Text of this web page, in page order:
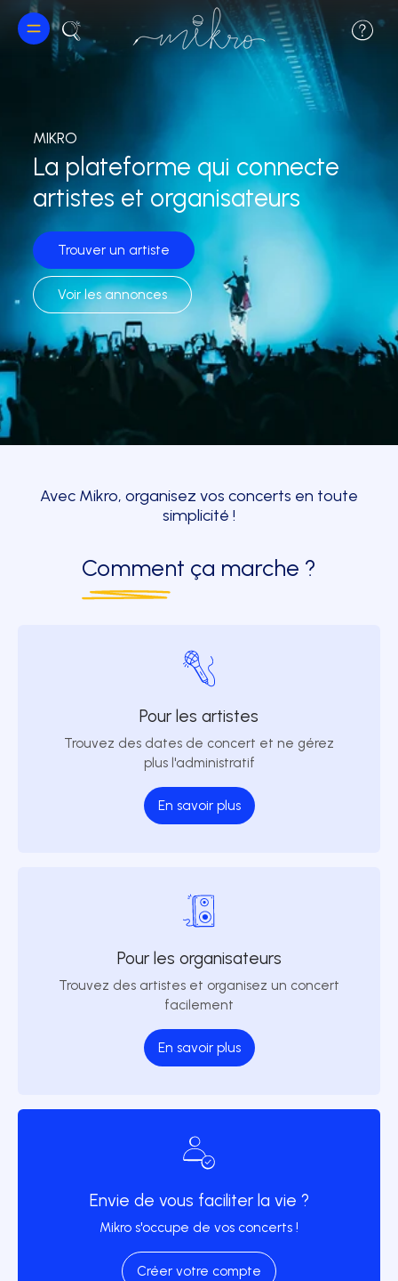
MIKRO
La plateforme qui connecte
artistes et organisateurs
Trouver un artiste
Voir les annonces
Avec Mikro, organisez vos concerts en toute
simplicité !
Comment ça marche ?
Pour les artistes
Trouvez des dates de concert et ne gérez
plus l'administratif
En savoir plus
Pour les organisateurs
Trouvez des artistes et organisez un concert
facilement
En savoir plus
Envie de vous faciliter la vie ?
Mikro s'occupe de vos concerts !
Créer votre compte